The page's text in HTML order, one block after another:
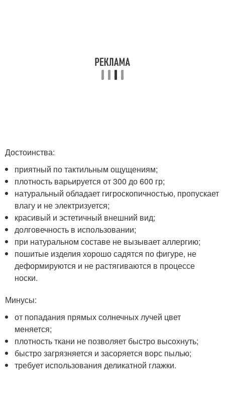
Достоинства:
приятный по тактильным ощущениям;
плотность варьируется от 300 до 600 гр;
натуральный обладает гигроскопичностью, пропускает
влагу и не электризуется;
красивый и эстетичный внешний вид;
долговечность в использовании;
при натуральном составе не вызывает аллергию;
пошитые изделия хорошо садятся по фигуре, не
деформируются и не растягиваются в процессе
носки.
Минусы:
от попадания прямых солнечных лучей цвет
меняется;
плотность ткани не позволяет быстро высохнуть;
быстро загрязняется и засоряется ворс пылью;
требует использования деликатной глажки.